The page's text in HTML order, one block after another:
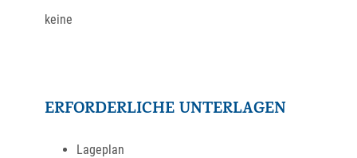
keine
ERFORDERLICHE UNTERLAGEN
Lageplan